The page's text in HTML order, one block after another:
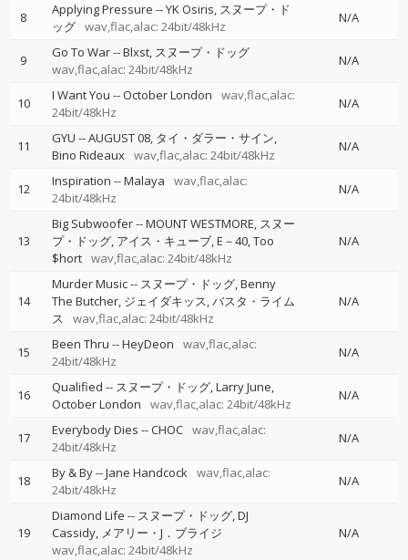
8 Applying Pressure --YK Osiris スヌープ・ド
ッグ wav,flac,alac: 24bit/48kHz
N/A
9 Go To War--Blxst スヌープ・ドッグ
wav,flac,alac: 24bit/48kHz
N/A
10 I Want You --October London
wav,flac,alac:
24bit/48kHz
N/A
11 GYU --AUGUST 08 タイ・ダラー・サイン
Bino Rideaux wav,flac,alac: 24bit/48kHz
N/A
12 Inspiration --Malaya
wav,flac,alac:
24bit/48kHz
N/A
13
Big Subwoofer--MOUNT WESTMORE スヌー
プ・ドッグ アイス・キューブ E－40 Too
$hort wav,flac,alac: 24bit/48kHz
N/A
14
Murder Music-- スヌープ・ドッグ Benny
The Butcher ジェイダキッス バスタ・ライム
ス
wav,flac,alac: 24bit/48kHz
N/A
15 Been Thru --HeyDeon
wav,flac,alac:
24bit/48kHz
N/A
16 Qualified -- スヌープ・ドッグ Larry June
October London
wav,flac,alac: 24bit/48kHz
N/A
17 Everybody Dies --CHOC wav,flac,alac:
24bit/48kHz
N/A
18 By & By--Jane Handcock wav,flac,alac:
24bit/48kHz
N/A
19
Diamond Life -- スヌープ・ドッグ DJ
Cassidy メアリー・J．ブライジ
wav,flac,alac: 24bit/48kHz
N/A